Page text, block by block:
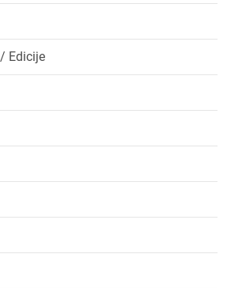
Edicije